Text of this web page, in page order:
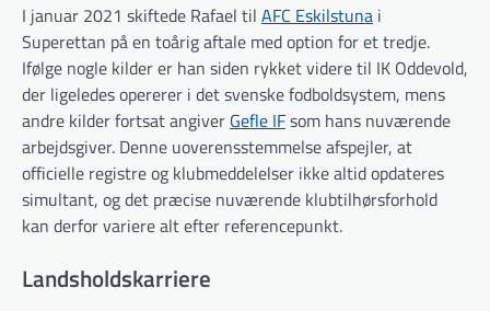
I januar 2021 skiftede Rafael til AFC Eskilstuna i
Superettan på en toårig aftale med option for et tredje.
Ifølge nogle kilder er han siden rykket videre til IK Oddevold,
der ligeledes opererer i det svenske fodboldsystem, mens
andre kilder fortsat angiver Gefle IFsom hans nuværende
arbejdsgiver. Denne uoverensstemmelse afspejler, at
officielle registre og klubmeddelelser ikke altid opdateres
simultant, og det præcise nuværende klubtilhørsforhold
kan derfor variere alt efter referencepunkt.
Landsholdskarriere